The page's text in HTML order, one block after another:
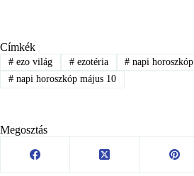
Címkék
#ezo világ #ezotéria # napi horoszkóp
#napi horoszkóp május 10
Megosztás